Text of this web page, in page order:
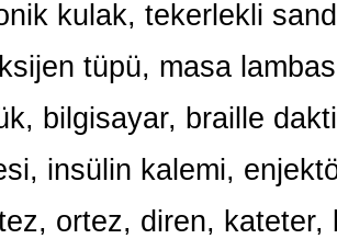
kulak, tekerlekli
tüpü, masa
bilgisayar, braille
insülin kalemi,
ortez, diren,